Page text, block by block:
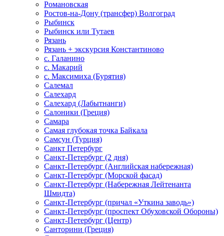
Романовская
Ростов-на-Дону (трансфер) Волгоград
Рыбинск
Рыбинск или Тутаев
Рязань
Рязань + экскурсия Константиново
с. Галанино
с. Макарий
с. Максимиха (Бурятия)
Салемал
Салехард
Салехард (Лабытнанги)
Салоники (Греция)
Самара
Самая глубокая точка Байкала
Самсун (Турция)
Санкт Петербург
Санкт-Петербург (2 дня)
Санкт-Петербург (Английская набережная)
Санкт-Петербург (Морской фасад)
Санкт-Петербург (Набережная Лейтенанта
Шмидта)
Санкт-Петербург (причал «Уткина заводь»)
Санкт-Петербург (проспект Обуховской Обороны)
Санкт-Петербург (Центр)
Санторини (Греция)